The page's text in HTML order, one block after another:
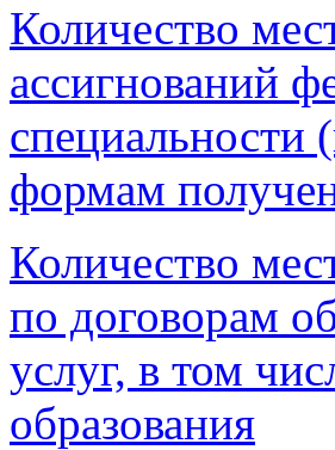
Количество
ассигнований
специальности
формам
Количество
по договорам
услуг, в том
образования